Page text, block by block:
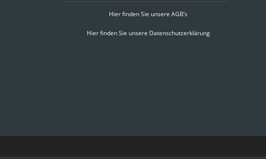
Hier finden Sie unsere AGB’s
Hier finden Sie unsere Datenschutzerklärung